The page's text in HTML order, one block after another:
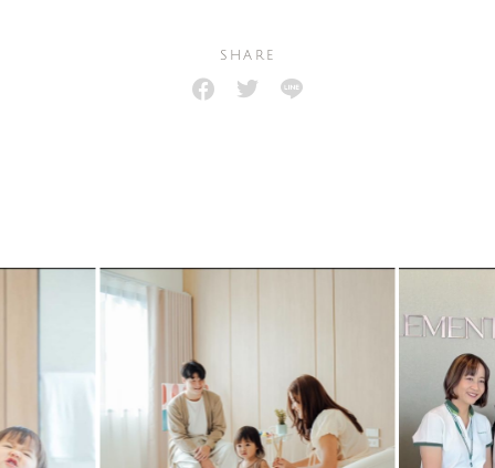
SHARE